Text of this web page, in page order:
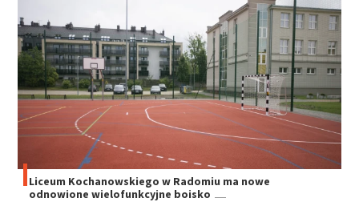
Liceum Kochanowskiego w Radomiu ma nowe
odnowione wielofunkcyjne boisko